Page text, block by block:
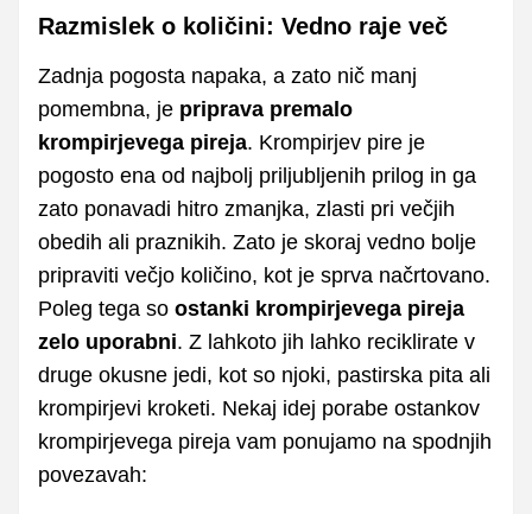
Razmislek o količini: Vedno raje več
Zadnja pogosta napaka, a zato nič manj
pomembna, je priprava premalo
krompirjevega pireja. Krompirjev pire je
pogosto ena od najbolj priljubljenih prilog in ga
zato ponavadi hitro zmanjka, zlasti pri večjih
obedih ali praznikih. Zato je skoraj vedno bolje
pripraviti večjo količino, kot je sprva načrtovano.
Poleg tega so ostanki krompirjevega pireja
zelo uporabni. Z lahkoto jih lahko reciklirate v
druge okusne jedi, kot so njoki, pastirska pita ali
krompirjevi kroketi. Nekaj idej porabe ostankov
krompirjevega pireja vam ponujamo na spodnjih
povezavah: